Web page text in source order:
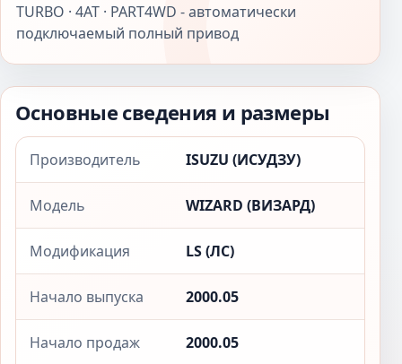
TURBO · 4AT · PART4WD - автоматически
подключаемый полный привод
Основные сведения и размеры
Производитель ISUZU (ИСУДЗУ)
Модель WIZARD (ВИЗАРД)
Модификация LS (ЛС)
Начало выпуска 2000.05
Начало продаж 2000.05